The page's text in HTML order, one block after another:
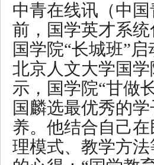
中青在线讯（中
前，国学英才系
国学院“长城班”
北京人文大学国
示，国学院“甘做
国 麟选最优秀的
养。他结合自己
理模式、教学方